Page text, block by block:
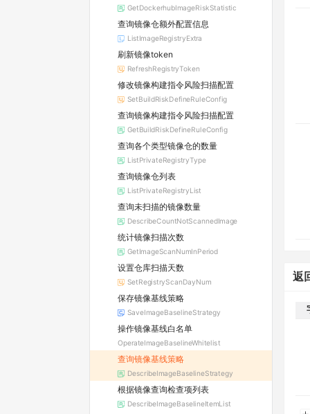
GetDockerhubImageRiskStatistic
查询镜像仓额外配置信息
ListImageRegistryExtra
刷新镜像token
RefreshRegistryToken
修改镜像构建指令风险扫描配置
SetBuildRiskDefineRuleConfig
查询镜像构建指令风险扫描配置
GetBuildRiskDefineRuleConfig
查询各个类型镜像仓的数量
ListPrivateRegistryType
查询镜像仓列表
ListPrivateRegistryList
查询未扫描的镜像数量
DescribeCountNotScannedImage
统计镜像扫描次数
GetImageScanNumInPeriod
设置仓库扫描天数
SetRegistryScanDayNum
保存镜像基线策略
SaveImageBaselineStrategy
操作镜像基线白名单
OperateImageBaselineWhitelist
查询镜像基线策略
DescribeImageBaselineStrategy
根据镜像查询检查项列表
DescribeImageBaselineItemList
返